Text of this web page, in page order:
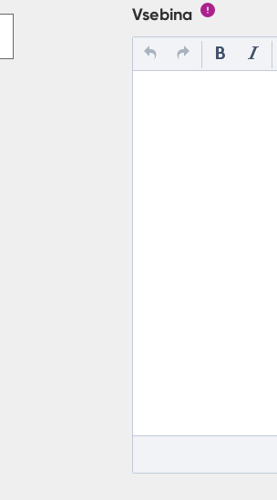
Vsebina